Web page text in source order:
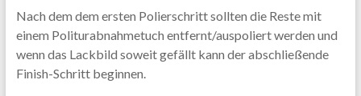
Nach dem dem ersten Polierschritt sollten die Reste mit
einem Politurabnahmetuch entfernt/auspoliert werden und
wenn das Lackbild soweit gefällt kann der abschließende
Finish-Schritt beginnen.